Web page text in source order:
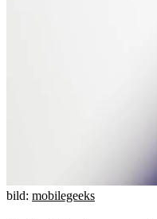
bild: mobilegeeks